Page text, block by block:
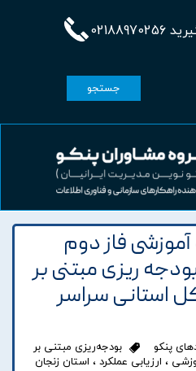
جستجو
آموزشی فاز دوم
ریزی مبتنی بر
استانی سراسر
پنکو
بودجه‌ریزی مبتنی بر
، ارزیابی عملکرد ، استان زنجان